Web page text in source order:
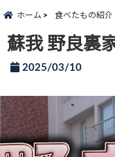
ホーム 食べたもの紹介
蘇我 野良裏
2025/03/10